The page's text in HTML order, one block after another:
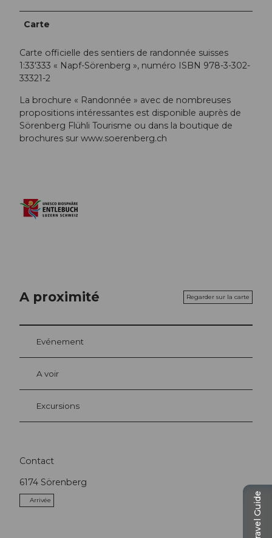
Carte
Carte officielle des sentiers de randonnée suisses
1:33'333 « Napf-Sörenberg », numéro ISBN 978-3-302-
33321-2
La brochure « Randonnée » avec de nombreuses
propositions intéressantes est disponible auprès de
Sörenberg Flühli Tourisme ou dans la boutique de
brochures sur www.soerenberg.ch
A proximité Regarder sur la carte
Evénement
A voir
Excursions
Contact
6174 Sörenberg
Arrivée Travel Guide